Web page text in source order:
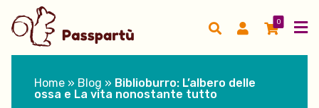
0
Home » Blog » Biblioburro: L’albero delle
ossa e La vita nonostante tutto